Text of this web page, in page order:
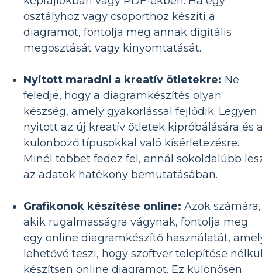
osztályhoz vagy csoporthoz készíti a
diagramot, fontolja meg annak digitális
megosztását vagy kinyomtatását.
Nyitott maradni a kreatív ötletekre: Ne
feledje, hogy a diagramkészítés olyan
készség, amely gyakorlással fejlődik. Legyen
nyitott az új kreatív ötletek kipróbálására és
különböző típusokkal való kísérletezésre.
Minél többet fedez fel, annál sokoldalúbb
az adatok hatékony bemutatásában.
Grafikonok készítése online: Azok számára,
akik rugalmasságra vágynak, fontolja meg
egy online diagramkészítő használatát,
lehetővé teszi, hogy szoftver telepítése
készítsen online diagramot. Ez különösen